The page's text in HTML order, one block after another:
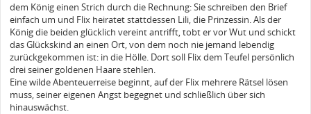
dem König einen Strich durch die Rechnung: Sie schreiben den Brief
einfach um und Flix heiratet stattdessen Lili, die Prinzessin. Als der
König die beiden glücklich vereint antrifft, tobt er vor Wut und schickt
das Glückskind an einen Ort, von dem noch nie jemand lebendig
zurückgekommen ist: in die Hölle. Dort soll Flix dem Teufel persönlich
drei seiner goldenen Haare stehlen.
Eine wilde Abenteuerreise beginnt, auf der Flix mehrere Rätsel lösen
muss, seiner eigenen Angst begegnet und schließlich über sich
hinauswächst.